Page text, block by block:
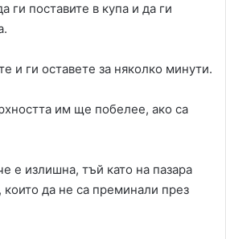
ги поставите в купа и да ги
и ги оставете за няколко минути.
им ще побелее, ако са
е излишна, тъй като на пазара
да не са преминали през